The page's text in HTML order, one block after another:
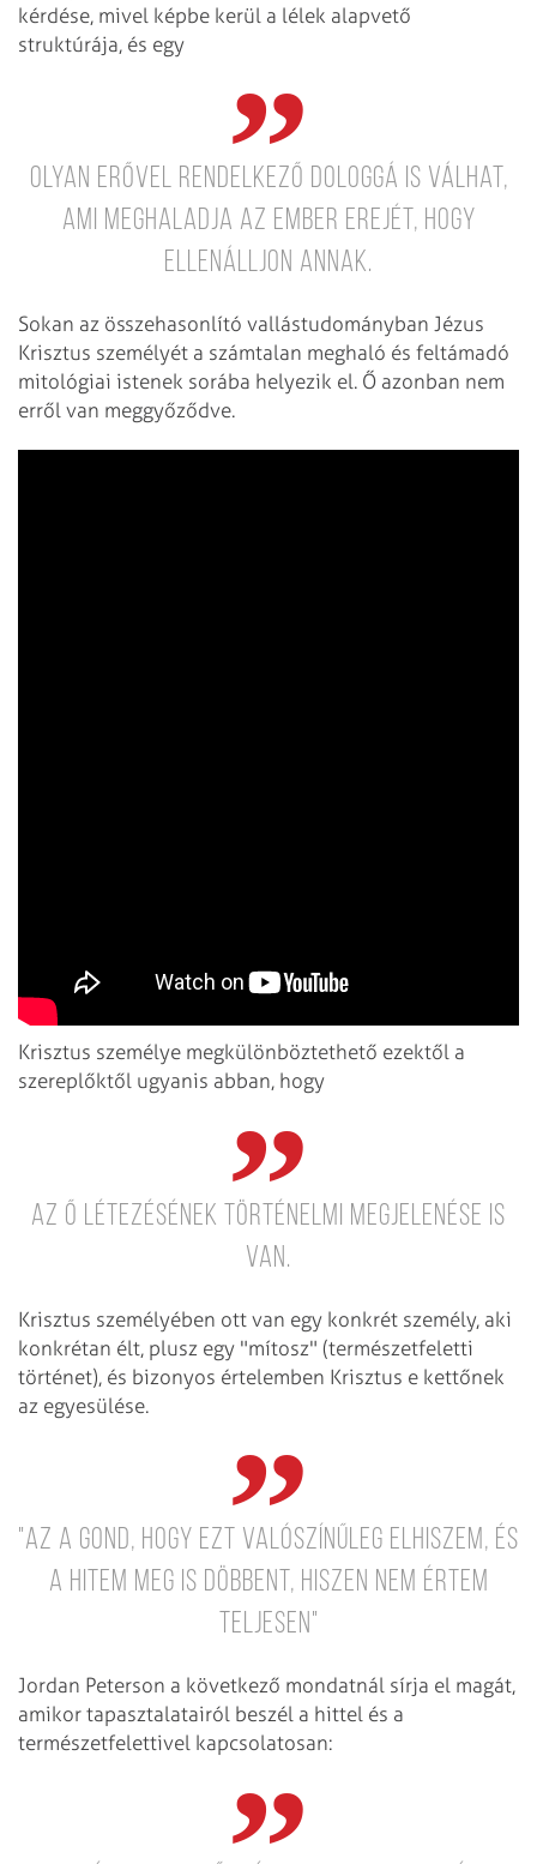
kérdése, mivel képbe kerül a lélek alapvető
struktúrája, és egy
olyan erővel rendelkező dologgá is válhat,
ami meghaladja az ember erejét, hogy
ellenálljon annak.
Sokan az összehasonlító vallástudományban Jézus
Krisztus személyét a számtalan meghaló és feltámadó
mitológiai istenek sorába helyezik el. Ő azonban nem
erről van meggyőződve.
Krisztus személye megkülönböztethető ezektől a
szereplőktől ugyanis abban, hogy
az ő létezésének történelmi megjelenése is
van.
Krisztus személyében ott van egy konkrét személy, aki
konkrétan élt, plusz egy "mítosz" (természetfeletti
történet), és bizonyos értelemben Krisztus e kettőnek
az egyesülése.
"Az a gond, hogy ezt valószínűleg elhiszem, és
a hitem meg is döbbent, hiszen nem értem
teljesen"
Jordan Peterson a következő mondatnál sírja el magát,
amikor tapasztalatairól beszél a hittel és a
természetfelettivel kapcsolatosan: